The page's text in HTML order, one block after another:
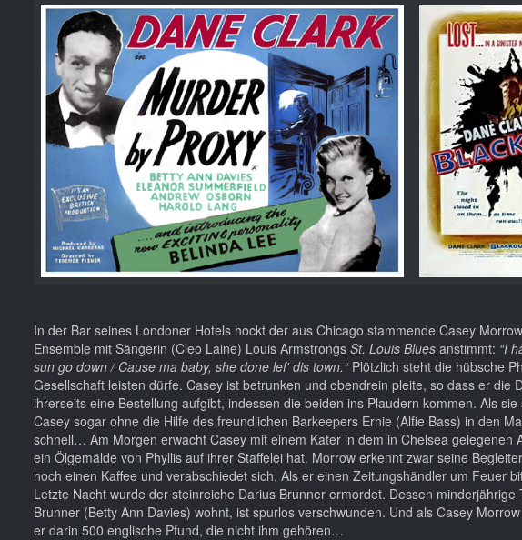
In der Bar seines Londoner Hotels hockt der aus Chicago stammende Casey
Ensemble mit Sängerin (Cleo Laine) Louis Armstrongs St. Louis Blues anstimmt: “I
sun go down / Cause ma baby, she done lef' dis town.“ Plötzlich steht die hübsche
Gesellschaft leisten dürfe. Casey ist betrunken und obendrein pleite, so dass er
ihrerseits eine Bestellung aufgibt, indessen die beiden ins Plaudern kommen. Als
Casey sogar ohne die Hilfe des freundlichen Barkeepers Ernie (Alfie Bass) in den
schnell… Am Morgen erwacht Casey mit einem Kater in dem in Chelsea
ein Ölgemälde von Phyllis auf ihrer Staffelei hat. Morrow erkennt zwar seine
noch einen Kaffee und verabschiedet sich. Als er einen Zeitungshändler um Feuer
Letzte Nacht wurde der steinreiche Darius Brunner ermordet. Dessen
Brunner (Betty Ann Davies) wohnt, ist spurlos verschwunden. Und als Casey
er darin 500 englische Pfund, die nicht ihm gehören…